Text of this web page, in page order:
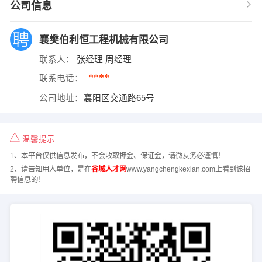
公司信息
襄樊伯利恒工程机械有限公司
联系人： 张经理 周经理
联系电话： ****
公司地址： 襄阳区交通路65号
温馨提示
1、本平台仅供信息发布，不会收取押金、保证金，请微友务必谨慎！
2、请告知用人单位，是在谷城人才网www.yangchengkexian.com上看到该招
聘信息的！